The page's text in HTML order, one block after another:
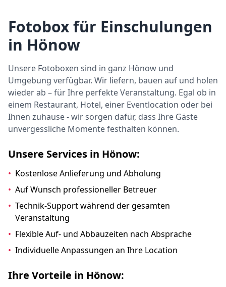
Fotobox für Einschulungen
in Hönow
Unsere Fotoboxen sind in ganz Hönow und
Umgebung verfügbar. Wir liefern, bauen auf und holen
wieder ab – für Ihre perfekte Veranstaltung. Egal ob in
einem Restaurant, Hotel, einer Eventlocation oder bei
Ihnen zuhause - wir sorgen dafür, dass Ihre Gäste
unvergessliche Momente festhalten können.
Unsere Services in Hönow:
• Kostenlose Anlieferung und Abholung
• Auf Wunsch professioneller Betreuer
• Technik-Support während der gesamten
Veranstaltung
• Flexible Auf- und Abbauzeiten nach Absprache
• Individuelle Anpassungen an Ihre Location
Ihre Vorteile in Hönow: